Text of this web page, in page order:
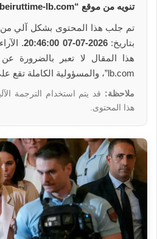
تنويه من موقع “beiruttime-lb.com”:
بتاريخ:2026-07-07 20:46:00
.
lb.com”، والمسؤولية الكاملة تقع على عاتق المصدر الأصلي.
ملاحظة: قد يتم استخدام الترجمة
هذا المحتوى.